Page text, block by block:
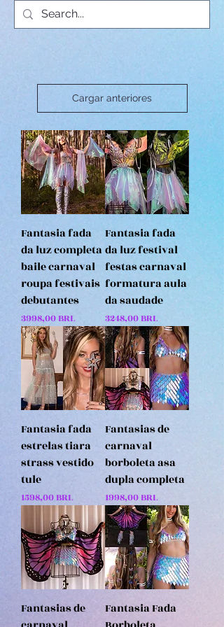
Cargar anteriores
Fantasia fada
da luz completa
baile carnaval
roupa festivais
debutantes
Precio
3998,00 BRL
Fantasia fada
da luz festival
festas carnaval
formatura aula
da saudade
Precio
3248,00 BRL
Fantasia fada
estrelas tiara
strass vestido
tule
Precio
1598,00 BRL
Fantasias de
carnaval
borboleta asa
dupla completa
Precio
1998,00 BRL
Fantasias de
Fantasia Fada